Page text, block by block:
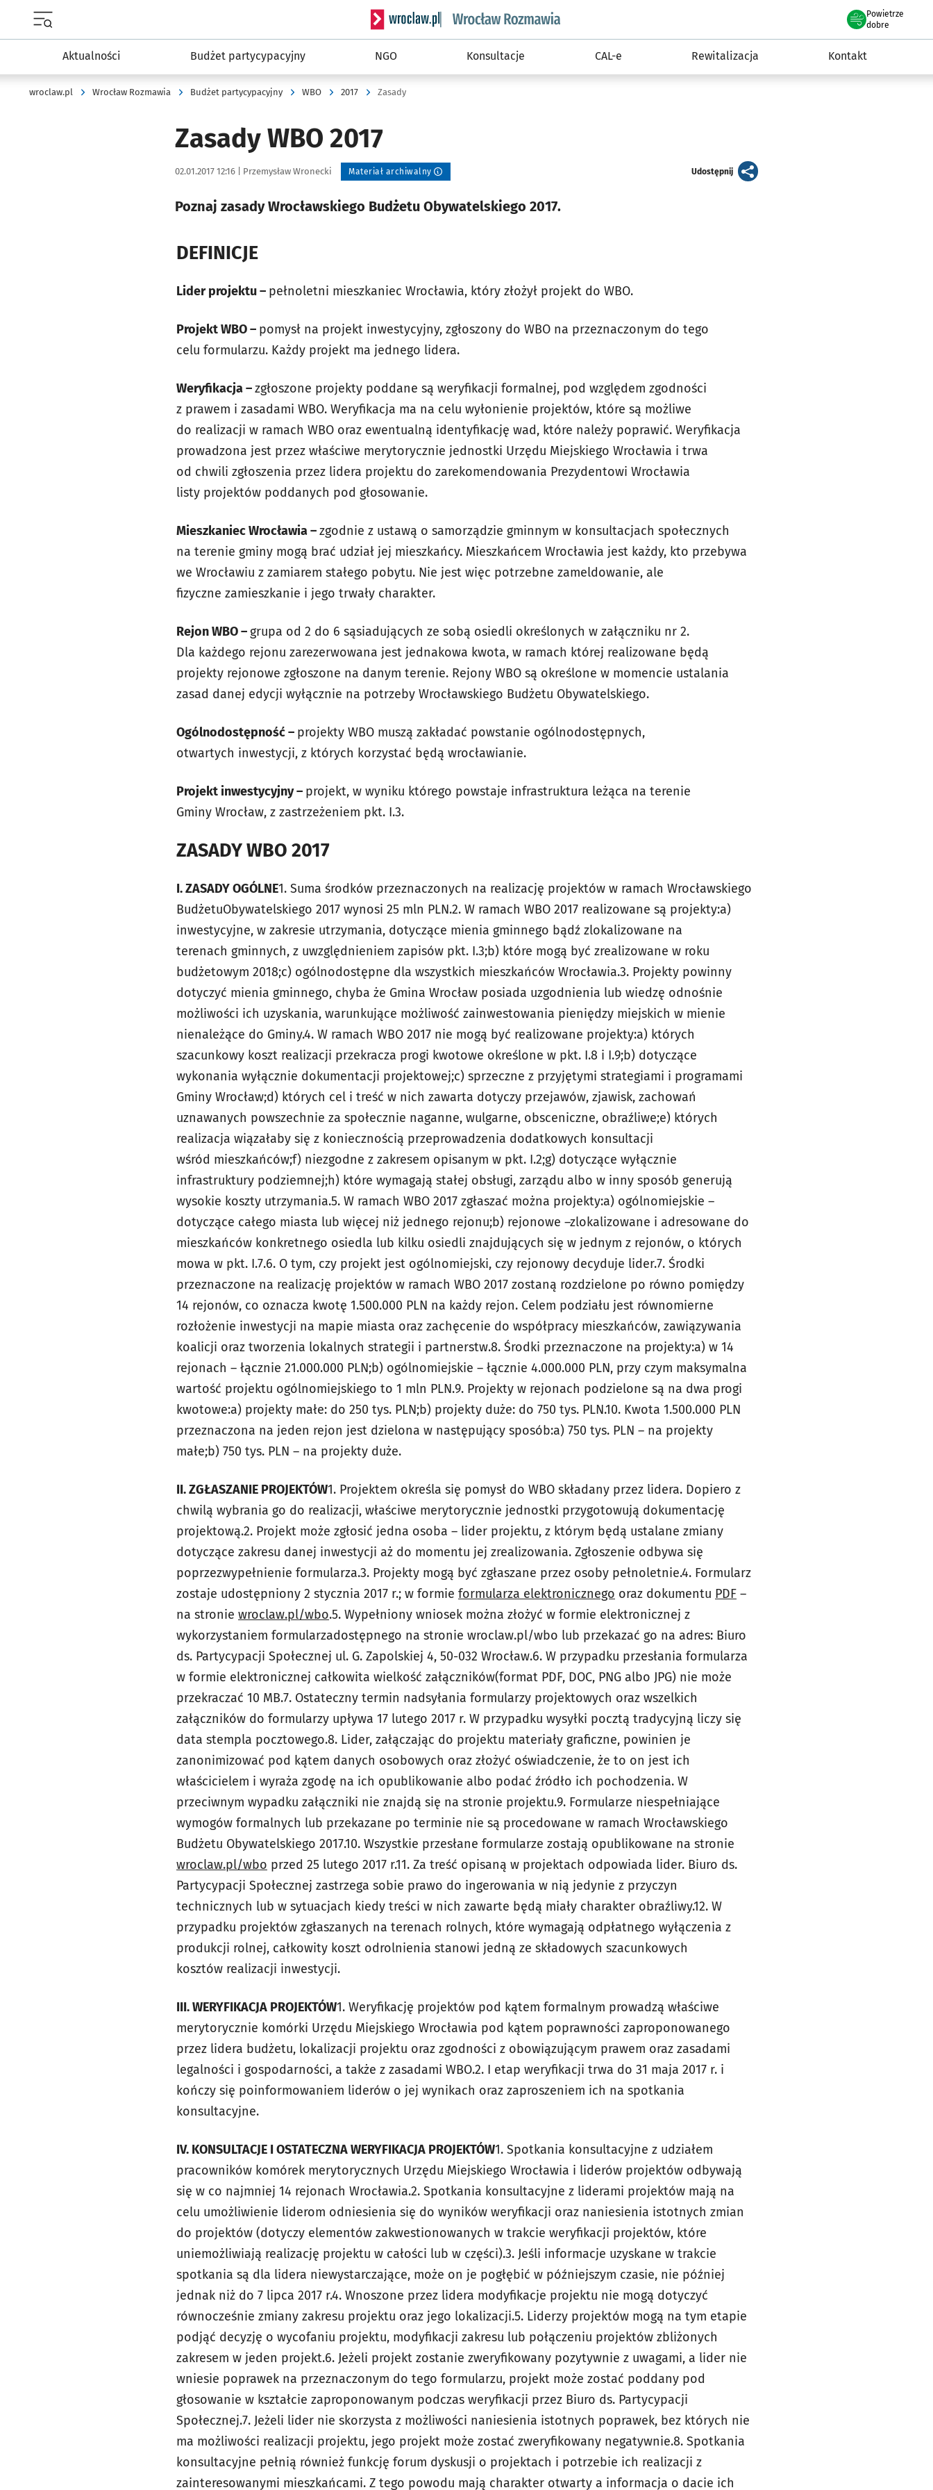
Serwis informacyjny wroclaw.pl podserwis: Rozmawia
Powietrze
we Wrocławiu
dobre
Aktualności Budżet partycypacyjny NGO Konsultacje CAL-e Rewitalizacja Kontakt
wroclaw.pl Wrocław Rozmawia Budżet partycypacyjny WBO 2017 Zasady
Zasady WBO 2017
Data publikacji:
02.01.2017 12:16 | Autor:
Przemysław Wronecki Materiał archiwalny Udostępnijartykuł
Poznaj zasady Wrocławskiego Budżetu Obywatelskiego 2017.
DEFINICJE
Lider projektu – pełnoletni mieszkaniec Wrocławia, który złożył projekt do WBO.
Projekt WBO – pomysł na projekt inwestycyjny, zgłoszony do WBO na przeznaczonym do tego
celu formularzu. Każdy projekt ma jednego lidera.
Weryfikacja –zgłoszone projekty poddane są weryfikacji formalnej, pod względem zgodności
z prawem i zasadami WBO. Weryfikacja ma na celu wyłonienie projektów, które są możliwe
do realizacji w ramach WBO oraz ewentualną identyfikację wad, które należy poprawić. Weryfikacja
prowadzona jest przez właściwe merytorycznie jednostki Urzędu Miejskiego Wrocławia i trwa
od chwili zgłoszenia przez lidera projektu do zarekomendowania Prezydentowi Wrocławia
listy projektów poddanych pod głosowanie.
Mieszkaniec Wrocławia –zgodnie z ustawą o samorządzie gminnym w konsultacjach społecznych
na terenie gminy mogą brać udział jej mieszkańcy. Mieszkańcem Wrocławia jest każdy, kto przebywa
we Wrocławiu z zamiarem stałego pobytu. Nie jest więc potrzebne zameldowanie, ale
fizyczne zamieszkanie i jego trwały charakter.
Rejon WBO – grupa od 2 do 6 sąsiadujących ze sobą osiedli określonych w załączniku nr 2.
Dla każdego rejonu zarezerwowana jest jednakowa kwota, w ramach której realizowane będą
projekty rejonowe zgłoszone na danym terenie. Rejony WBO są określone w momencie ustalania
zasad danej edycji wyłącznie na potrzeby Wrocławskiego Budżetu Obywatelskiego.
Ogólnodostępność – projekty WBO muszą zakładać powstanie ogólnodostępnych,
otwartych inwestycji, z których korzystać będą wrocławianie.
Projekt inwestycyjny – projekt, w wyniku którego powstaje infrastruktura leżąca na terenie
Gminy Wrocław, z zastrzeżeniem pkt. I.3.
ZASADY WBO 2017
I. ZASADY OGÓLNE1. Suma środków przeznaczonych na realizację projektów w ramach Wrocławskiego
BudżetuObywatelskiego 2017 wynosi 25 mln PLN.2. W ramach WBO 2017 realizowane są projekty:a)
inwestycyjne, w zakresie utrzymania, dotyczące mienia gminnego bądź zlokalizowane na
terenach gminnych, z uwzględnieniem zapisów pkt. I.3;b) które mogą być zrealizowane w roku
budżetowym 2018;c) ogólnodostępne dla wszystkich mieszkańców Wrocławia.3. Projekty powinny
dotyczyć mienia gminnego, chyba że Gmina Wrocław posiada uzgodnienia lub wiedzę odnośnie
możliwości ich uzyskania, warunkujące możliwość zainwestowania pieniędzy miejskich w mienie
nienależące do Gminy.4. W ramach WBO 2017 nie mogą być realizowane projekty:a) których
szacunkowy koszt realizacji przekracza progi kwotowe określone w pkt. I.8 i I.9;b) dotyczące
wykonania wyłącznie dokumentacji projektowej;c) sprzeczne z przyjętymi strategiami i programami
Gminy Wrocław;d) których cel i treść w nich zawarta dotyczy przejawów, zjawisk, zachowań
uznawanych powszechnie za społecznie naganne, wulgarne, obsceniczne, obraźliwe;e) których
realizacja wiązałaby się z koniecznością przeprowadzenia dodatkowych konsultacji
wśród mieszkańców;f) niezgodne z zakresem opisanym w pkt. I.2;g) dotyczące wyłącznie
infrastruktury podziemnej;h) które wymagają stałej obsługi, zarządu albo w inny sposób generują
wysokie koszty utrzymania.5. W ramach WBO 2017 zgłaszać można projekty:a) ogólnomiejskie –
dotyczące całego miasta lub więcej niż jednego rejonu;b) rejonowe –zlokalizowane i adresowane do
mieszkańców konkretnego osiedla lub kilku osiedli znajdujących się w jednym z rejonów, o których
mowa w pkt. I.7.6. O tym, czy projekt jest ogólnomiejski, czy rejonowy decyduje lider.7. Środki
przeznaczone na realizację projektów w ramach WBO 2017 zostaną rozdzielone po równo pomiędzy
14 rejonów, co oznacza kwotę 1.500.000 PLN na każdy rejon. Celem podziału jest równomierne
rozłożenie inwestycji na mapie miasta oraz zachęcenie do współpracy mieszkańców, zawiązywania
koalicji oraz tworzenia lokalnych strategii i partnerstw.8. Środki przeznaczone na projekty:a) w 14
rejonach – łącznie 21.000.000 PLN;b) ogólnomiejskie – łącznie 4.000.000 PLN, przy czym maksymalna
wartość projektu ogólnomiejskiego to 1 mln PLN.9. Projekty w rejonach podzielone są na dwa progi
kwotowe:a) projekty małe: do 250 tys. PLN;b) projekty duże: do 750 tys. PLN.10. Kwota 1.500.000 PLN
przeznaczona na jeden rejon jest dzielona w następujący sposób:a) 750 tys. PLN – na projekty
małe;b) 750 tys. PLN – na projekty duże.
II. ZGŁASZANIE PROJEKTÓW1. Projektem określa się pomysł do WBO składany przez lidera. Dopiero z
chwilą wybrania go do realizacji, właściwe merytorycznie jednostki przygotowują dokumentację
projektową.2. Projekt może zgłosić jedna osoba – lider projektu, z którym będą ustalane zmiany
dotyczące zakresu danej inwestycji aż do momentu jej zrealizowania. Zgłoszenie odbywa się
poprzezwypełnienie formularza.3. Projekty mogą być zgłaszane przez osoby pełnoletnie.4. Formularz
zostaje udostępniony 2 stycznia 2017 r.; w formie formularza elektronicznego oraz dokumentu PDF –
na stronie wroclaw.pl/wbo.5. Wypełniony wniosek można złożyć w formie elektronicznej z
wykorzystaniem formularzadostępnego na stronie wroclaw.pl/wbo lub przekazać go na adres: Biuro
ds. Partycypacji Społecznej ul. G. Zapolskiej 4, 50-032 Wrocław.6. W przypadku przesłania formularza
w formie elektronicznej całkowita wielkość załączników(format PDF, DOC, PNG albo JPG) nie może
przekraczać 10 MB.7. Ostateczny termin nadsyłania formularzy projektowych oraz wszelkich
załączników do formularzy upływa 17 lutego 2017 r. W przypadku wysyłki pocztą tradycyjną liczy się
data stempla pocztowego.8. Lider, załączając do projektu materiały graficzne, powinien je
zanonimizować pod kątem danych osobowych oraz złożyć oświadczenie, że to on jest ich
właścicielem i wyraża zgodę na ich opublikowanie albo podać źródło ich pochodzenia. W
przeciwnym wypadku załączniki nie znajdą się na stronie projektu.9. Formularze niespełniające
wymogów formalnych lub przekazane po terminie nie są procedowane w ramach Wrocławskiego
Budżetu Obywatelskiego 2017.10. Wszystkie przesłane formularze zostają opublikowane na stronie
wroclaw.pl/wbo przed 25 lutego 2017 r.11. Za treść opisaną w projektach odpowiada lider. Biuro ds.
Partycypacji Społecznej zastrzega sobie prawo do ingerowania w nią jedynie z przyczyn
technicznych lub w sytuacjach kiedy treści w nich zawarte będą miały charakter obraźliwy.12. W
przypadku projektów zgłaszanych na terenach rolnych, które wymagają odpłatnego wyłączenia z
produkcji rolnej, całkowity koszt odrolnienia stanowi jedną ze składowych szacunkowych
kosztów realizacji inwestycji.
III. WERYFIKACJA PROJEKTÓW1. Weryfikację projektów pod kątem formalnym prowadzą właściwe
merytorycznie komórki Urzędu Miejskiego Wrocławia pod kątem poprawności zaproponowanego
przez lidera budżetu, lokalizacji projektu oraz zgodności z obowiązującym prawem oraz zasadami
legalności i gospodarności, a także z zasadami WBO.2. I etap weryfikacji trwa do 31 maja 2017 r. i
kończy się poinformowaniem liderów o jej wynikach oraz zaproszeniem ich na spotkania
konsultacyjne.
IV. KONSULTACJE I OSTATECZNA WERYFIKACJA PROJEKTÓW1. Spotkania konsultacyjne z udziałem
pracowników komórek merytorycznych Urzędu Miejskiego Wrocławia i liderów projektów odbywają
się w co najmniej 14 rejonach Wrocławia.2. Spotkania konsultacyjne z liderami projektów mają na
celu umożliwienie liderom odniesienia się do wyników weryfikacji oraz naniesienia istotnych zmian
do projektów (dotyczy elementów zakwestionowanych w trakcie weryfikacji projektów, które
uniemożliwiają realizację projektu w całości lub w części).3. Jeśli informacje uzyskane w trakcie
spotkania są dla lidera niewystarczające, może on je pogłębić w późniejszym czasie, nie później
jednak niż do 7 lipca 2017 r.4. Wnoszone przez lidera modyfikacje projektu nie mogą dotyczyć
równocześnie zmiany zakresu projektu oraz jego lokalizacji.5. Liderzy projektów mogą na tym etapie
podjąć decyzję o wycofaniu projektu, modyfikacji zakresu lub połączeniu projektów zbliżonych
zakresem w jeden projekt.6. Jeżeli projekt zostanie zweryfikowany pozytywnie z uwagami, a lider nie
wniesie poprawek na przeznaczonym do tego formularzu, projekt może zostać poddany pod
głosowanie w kształcie zaproponowanym podczas weryfikacji przez Biuro ds. Partycypacji
Społecznej.7. Jeżeli lider nie skorzysta z możliwości naniesienia istotnych poprawek, bez których nie
ma możliwości realizacji projektu, jego projekt może zostać zweryfikowany negatywnie.8. Spotkania
konsultacyjne pełnią również funkcję forum dyskusji o projektach i potrzebie ich realizacji z
zainteresowanymi mieszkańcami. Z tego powodu mają charakter otwarty a informacja o dacie ich